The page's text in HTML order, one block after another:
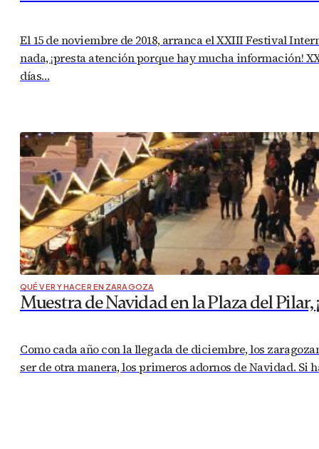
El 15 de noviembre de 2018, arranca el XXIII Festival
nada, ¡presta atención porque hay mucha información!
días…
QUÉ VER Y HACER EN ZARAGOZA
Muestra de Navidad en la Plaza del Pilar,
Como cada año con la llegada de diciembre, los
ser de otra manera, los primeros adornos de Navidad. Si